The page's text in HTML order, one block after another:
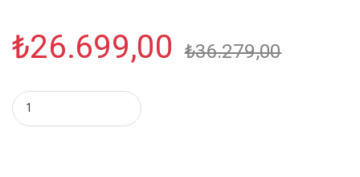
₺26.699,00 ₺36.279,00
GDX CF-1000R Rgb Led Video Işık Seti miktar